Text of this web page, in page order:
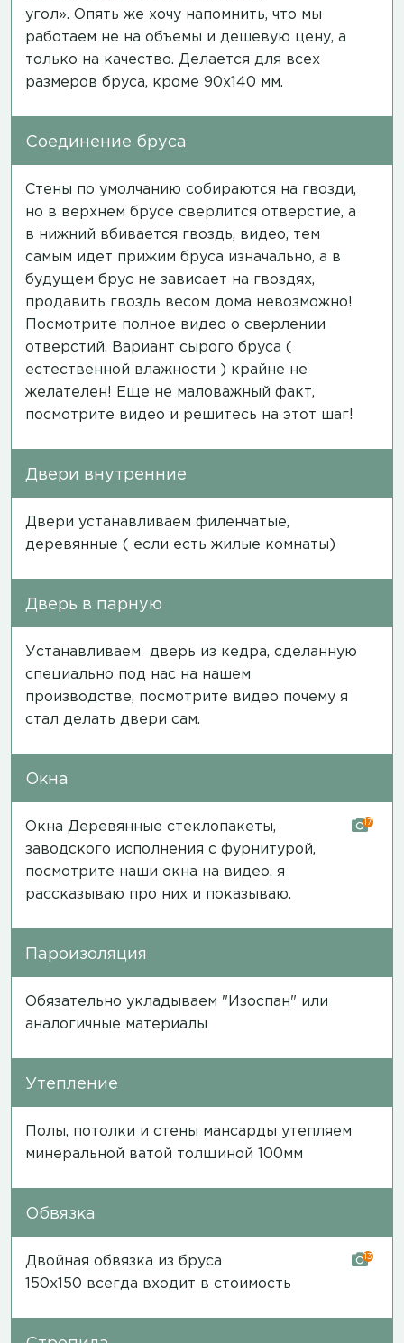
угол». Опять же хочу напомнить, что мы
работаем не на объемы и дешевую цену, а
только на качество. Делается для всех
размеров бруса, кроме 90х140 мм.
Соединение бруса
Стены по умолчанию собираются на гвозди,
но в верхнем брусе сверлится отверстие, а
в нижний вбивается гвоздь, видео, тем
самым идет прижим бруса изначально, а в
будущем брус не зависает на гвоздях,
продавить гвоздь весом дома невозможно!
Посмотрите полное видео о сверлении
отверстий. Вариант сырого бруса (
естественной влажности ) крайне не
желателен! Еще не маловажный факт,
посмотрите видео и решитесь на этот шаг!
Двери внутренние
Двери устанавливаем филенчатые,
деревянные ( если есть жилые комнаты)
Дверь в парную
Устанавливаем дверь из кедра, сделанную
специально под нас на нашем
производстве, посмотрите видео почему я
стал делать двери сам.
Окна
Окна Деревянные стеклопакеты,
заводского исполнения с фурнитурой,
посмотрите наши окна на видео. я
рассказываю про них и показываю.
17
Пароизоляция
Обязательно укладываем "Изоспан" или
аналогичные материалы
Утепление
Полы, потолки и стены мансарды утепляем
минеральной ватой толщиной 100мм
Обвязка
Двойная обвязка из бруса
150х150 всегда входит в стоимость
13